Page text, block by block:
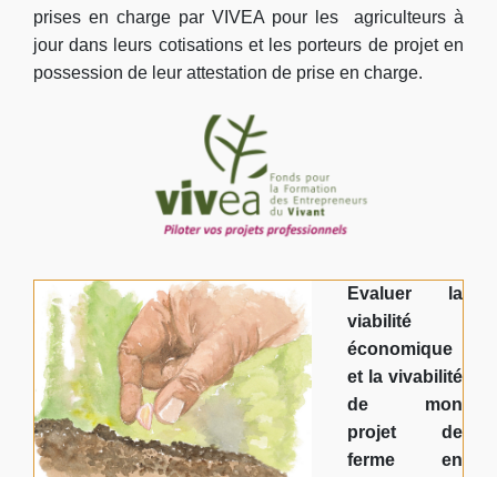
prises en charge par VIVEA pour les agriculteurs à
jour dans leurs cotisations et les porteurs de projet en
possession de leur attestation de prise en charge.
Evaluer la
viabilité
économique
et la vivabilité
de mon
projet de
ferme en